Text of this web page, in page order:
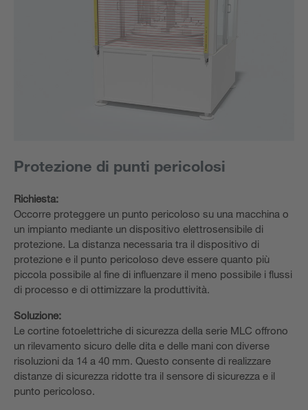
Protezione di punti pericolosi
Richiesta:
Occorre proteggere un punto pericoloso su una macchina o
un impianto mediante un dispositivo elettrosensibile di
protezione. La distanza necessaria tra il dispositivo di
protezione e il punto pericoloso deve essere quanto più
piccola possibile al fine di influenzare il meno possibile i flussi
di processo e di ottimizzare la produttività.
Soluzione:
Le cortine fotoelettriche di sicurezza della serie MLC offrono
un rilevamento sicuro delle dita e delle mani con diverse
risoluzioni da 14 a 40 mm. Questo consente di realizzare
distanze di sicurezza ridotte tra il sensore di sicurezza e il
punto pericoloso.